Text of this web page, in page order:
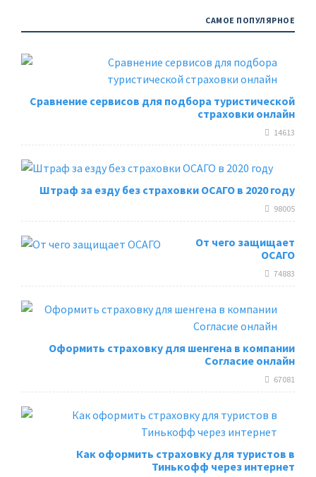
САМОЕ ПОПУЛЯРНОЕ
Сравнение сервисов для подбора туристической
страховки онлайн
14613
Штраф за езду без страховки ОСАГО в 2020 году
98005
От чего защищает
ОСАГО
74883
Оформить страховку для шенгена в компании
Согласие онлайн
67081
Как оформить страховку для туристов в
Тинькофф через интернет